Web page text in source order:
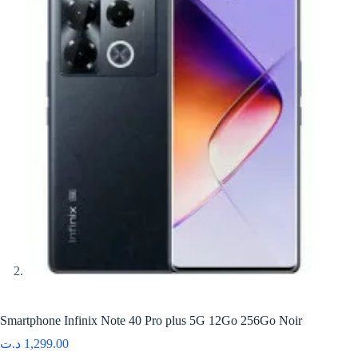
Smartphone Infinix Note 40 Pro plus 5G 12Go 256Go Noir
1,299.00 د.ت